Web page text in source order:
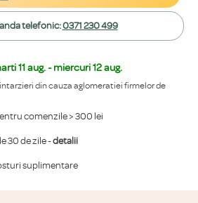
11 aug. - miercuri 12 aug.
din cauza aglomeratiei firmelor de
comenzile > 300 lei
30 de zile -detalii
suplimentare
telefonic:0371 230 499